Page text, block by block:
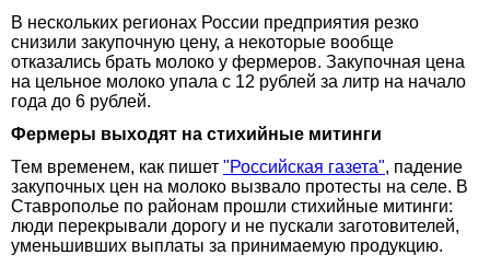
В нескольких регионах России предприятия резко
снизили закупочную цену, а некоторые вообще
отказались брать молоко у фермеров. Закупочная цена
на цельное молоко упала с 12 рублей за литр на начало
года до 6 рублей.
Фермеры выходят на стихийные митинги
Тем временем, как пишет "Российская газета", падение
закупочных цен на молоко вызвало протесты на селе. В
Ставрополье по районам прошли стихийные митинги:
люди перекрывали дорогу и не пускали заготовителей,
уменьшивших выплаты за принимаемую продукцию.